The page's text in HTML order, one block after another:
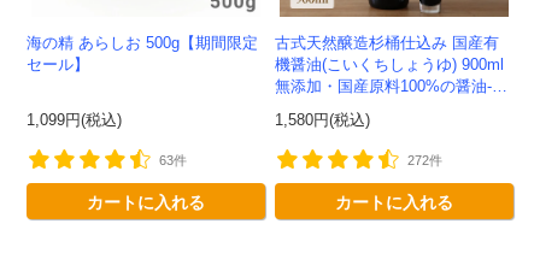
海の精 あらしお 500g【期間限定
セール】
1,099円(税込)
63件
カートに入れる
古式天然醸造杉桶仕込み 国産有
機醤油(こいくちしょうゆ) 900ml
無添加・国産原料100%の醤油-か
わしま屋-
1,580円(税込)
272件
カートに入れる
新規会員様限定
今すぐ使える300 円OFFクーポンを
ご用意しました🎁
会員登録ありがとうございます！
＼ ご登録の感謝を込めて ／
新規会員様限定 特典クーポン
300円OFF